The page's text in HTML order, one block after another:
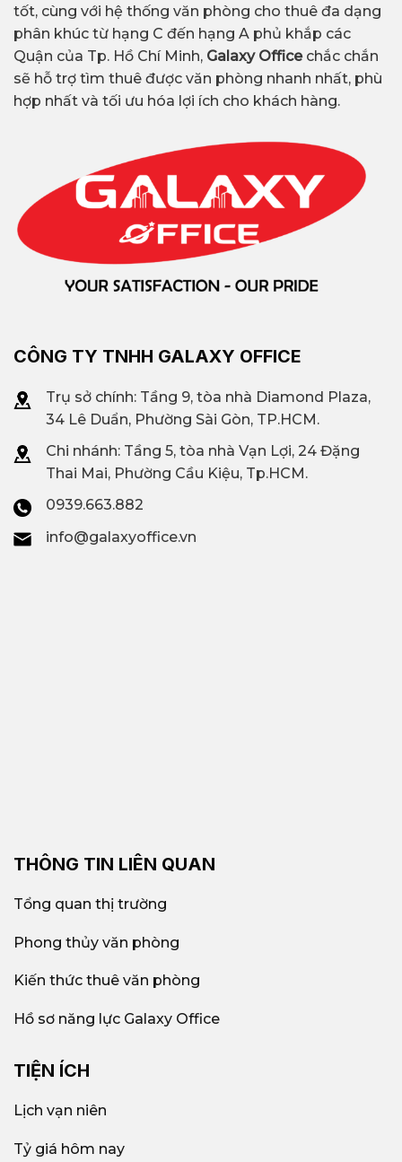
tốt, cùng với hệ thống văn phòng cho thuê đa dạng
phân khúc từ hạng C đến hạng A phủ khắp các
Quận của Tp. Hồ Chí Minh, Galaxy Office chắc chắn
sẽ hỗ trợ tìm thuê được văn phòng nhanh nhất, phù
hợp nhất và tối ưu hóa lợi ích cho khách hàng.
CÔNG TY TNHH GALAXY OFFICE
Trụ sở chính: Tầng 9, tòa nhà Diamond Plaza,
34 Lê Duẩn, Phường Sài Gòn, TP.HCM.
Chi nhánh: Tầng 5, tòa nhà Vạn Lợi, 24 Đặng
Thai Mai, Phường Cầu Kiệu, Tp.HCM.
0939.663.882
info@galaxyoffice.vn
THÔNG TIN LIÊN QUAN
Tổng quan thị trường
Phong thủy văn phòng
Kiến thức thuê văn phòng
Hồ sơ năng lực Galaxy Office
TIỆN ÍCH
Lịch vạn niên
Tỷ giá hôm nay